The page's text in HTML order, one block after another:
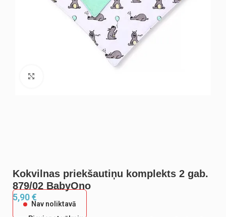
Kokvilnas priekšautiņu komplekts 2 gab.
879/02 BabyOno
5,90€
Nav noliktavā